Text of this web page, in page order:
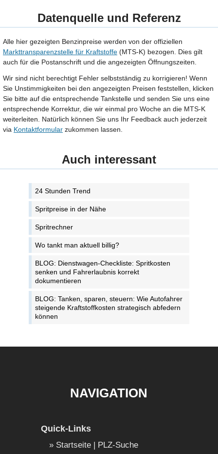
Datenquelle und Referenz
Alle hier gezeigten Benzinpreise werden von der offiziellen
Markttransparenzstelle für Kraftstoffe (MTS-K) bezogen. Dies gilt
auch für die Postanschrift und die angezeigten Öffnungszeiten.
Wir sind nicht berechtigt Fehler selbstständig zu korrigieren! Wenn
Sie Unstimmigkeiten bei den angezeigten Preisen feststellen, klicken
Sie bitte auf die entsprechende Tankstelle und senden Sie uns eine
entsprechende Korrektur, die wir einmal pro Woche an die MTS-K
weiterleiten. Natürlich können Sie uns Ihr Feedback auch jederzeit
via Kontaktformular zukommen lassen.
Auch interessant
24 Stunden Trend
Spritpreise in der Nähe
Spritrechner
Wo tankt man aktuell billig?
BLOG: Dienstwagen-Checkliste: Spritkosten
senken und Fahrerlaubnis korrekt
dokumentieren
BLOG: Tanken, sparen, steuern: Wie Autofahrer
steigende Kraftstoffkosten strategisch abfedern
können
NAVIGATION
Quick-Links
Startseite | PLZ-Suche